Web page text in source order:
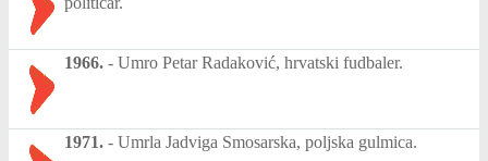
1966. - Umro Petar Radaković, hrvatski fudbaler.
1971. - Umrla Jadviga Smosarska, poljska gulmica.